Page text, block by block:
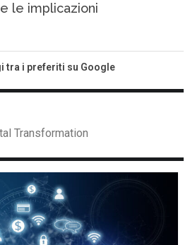
le implicazioni
tra i preferiti su Google
Transformation